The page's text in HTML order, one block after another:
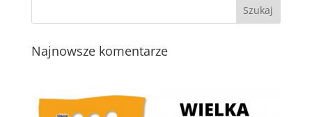
Najnowsze komentarze